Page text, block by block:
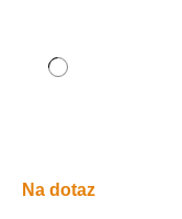
Na dotaz